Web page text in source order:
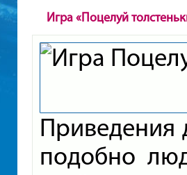
Игра «Поцелуй
Приведения
подобно